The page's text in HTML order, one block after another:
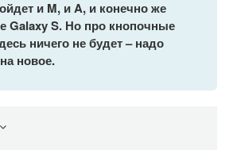
и M, и A, и конечно же
Galaxy S. Но про кнопочные
ничего не будет – надо
новое.